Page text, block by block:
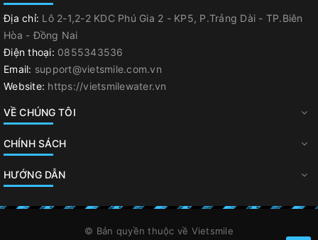
Địa chỉ: Lô 2-1,2-2 KDC Phú Gia 2 - KP5, P.Trảng Dài - TP.Biên
Hòa - Đồng Nai
Điện thoại: 0855343536
Email: support@vietsmile.com.vn
Website: https://vietsmilewater.vn
VỀ CHÚNG TÔI
CHÍNH SÁCH
HƯỚNG DẪN
© Bản quyền thuộc về Vietsmile